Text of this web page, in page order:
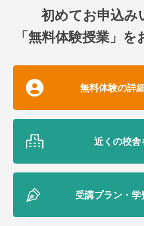
初めてお申込み
「無料体験授業」を
無料体験の詳
近くの校舎
受講プラン・学